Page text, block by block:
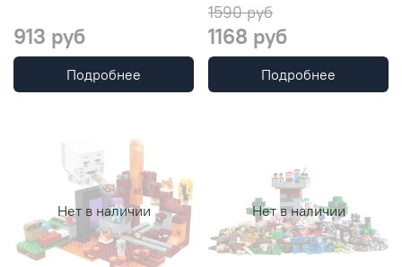
913 руб
Подробнее
1590 руб
1168 руб
Подробнее
Нет в наличии Нет в наличии